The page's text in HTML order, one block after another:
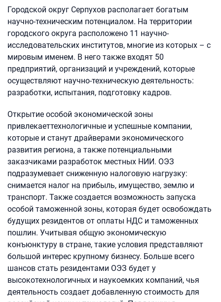
Городской округ Серпухов располагает богатым
научно-техническим потенциалом. На территории
городского округа расположено 11 научно-
исследовательских институтов, многие из которых – с
мировым именем. В него также входят 50
предприятий, организаций и учреждений, которые
осуществляют научно-техническую деятельность:
разработки, испытания, подготовку кадров.
Открытие особой экономической зоны
привлекаеттехнологичные и успешные компании,
которые и станут драйверами экономического
развития региона, а также потенциальными
заказчиками разработок местных НИИ. ОЭЗ
подразумевает сниженную налоговую нагрузку:
снимается налог на прибыль, имущество, землю и
транспорт. Также создается возможность запуска
особой таможенной зоны, которая будет освобождать
будущих резидентов от оплаты НДС и таможенных
пошлин. Учитывая общую экономическую
конъюнктуру в стране, такие условия представляют
большой интерес крупному бизнесу. Больше всего
шансов стать резидентами ОЭЗ будет у
высокотехнологичных и наукоемких компаний, чья
деятельность создает добавленную стоимость для